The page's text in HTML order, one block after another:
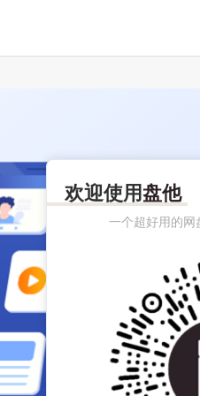
欢迎使用盘他
一个超好用的网